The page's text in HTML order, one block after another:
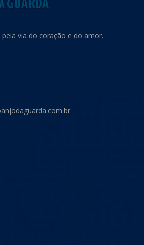
via do coração e do amor.